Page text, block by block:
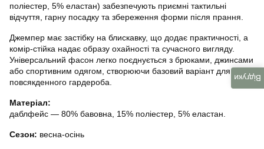
поліестер, 5% еластан) забезпечують приємні тактильні
відчуття, гарну посадку та збереження форми після прання.
Джемпер має застібку на блискавку, що додає практичності, а
комір-стійка надає образу охайності та сучасного вигляду.
Універсальний фасон легко поєднується з брюками, джинсами
або спортивним одягом, створюючи базовий варіант для
повсякденного гардероба.
Матеріал:
даблфейс — 80% бавовна, 15% поліестер, 5% еластан.
Сезон: весна-осінь
Відгуки